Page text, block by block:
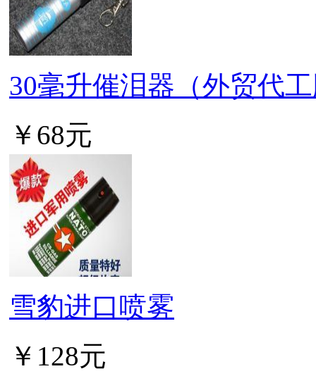
30毫升催泪器（外贸代
￥68元
雪豹进口喷雾
￥128元